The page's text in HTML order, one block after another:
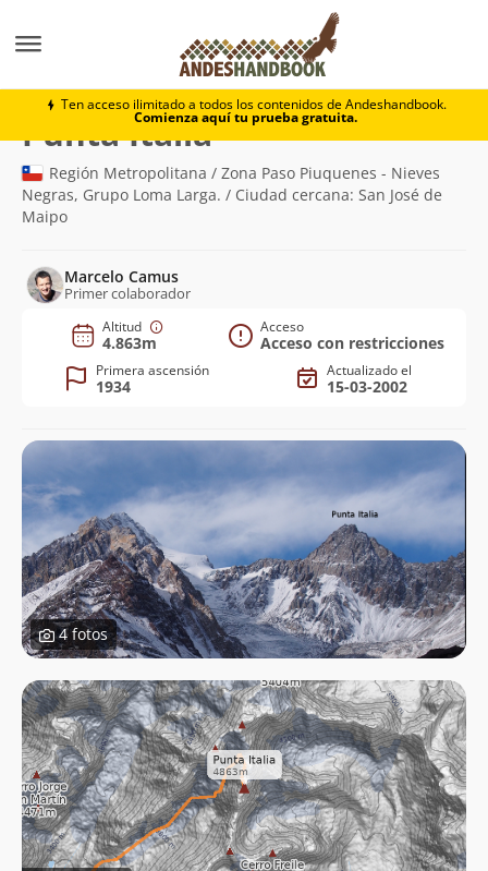
Ten acceso ilimitado a todos los contenidos de Andeshandbook.
Comienza aquí tu prueba gratuita.
Punta Italia
Punta Italia(4.863m)
Región Metropolitana / Zona Paso Piuquenes - Nieves
Negras, Grupo Loma Larga. / Ciudad cercana: San José de
Maipo
Marcelo Camus
Primer colaborador
Altitud
4.863m
Acceso
Acceso con restricciones
Primera ascensión
1934
Actualizado el
15-03-2002
4 fotos